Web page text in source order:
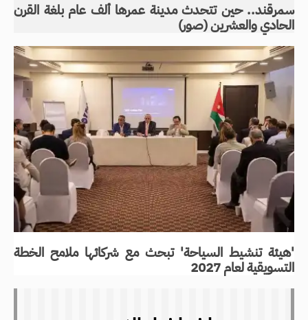
سمرقند.. حين تتحدث مدينة عمرها ألف عام بلغة القرن
الحادي والعشرين (صور)
'هيئة تنشيط السياحة' تبحث مع شركائها ملامح الخطة
التسويقية لعام 2027